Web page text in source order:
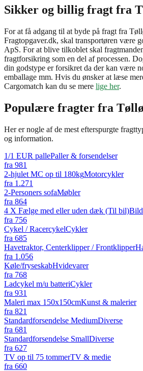
Sikker og billig fragt fra
For at få adgang til at byde på fragt fra
Fragtopgaver.dk, skal transportøren være
ApS. For at blive tilkoblet skal
fragtforsikring som en del af processen.
din godstype er forsikret da der kan være
emballage mm. Hvis du ønsker at læse
Cargomatch kan du se mere lige her.
Populære fragter fra
Her er nogle af de mest efterspurgte
og information.
1/1 EUR pallePaller & forsendelser
fra 981
2-hjulet MC op til 180kgMotorcykler
fra 1.271
2-Personers sofaMøbler
fra 864
4 X Fælge med eller uden dæk (Til bil)
fra 756
Cykel / RacercykelCykler
fra 685
Havetraktor, Centerklipper / Frontklipper
fra 1.056
Køle/fryseskabHvidevarer
fra 768
Ladcykel m/u batteriCykler
fra 931
Maleri max 150x150cmKunst & malerier
fra 821
Standardforsendelse MediumDiverse
fra 681
Standardforsendelse SmallDiverse
fra 627
TV op til 75 tommerTV & medie
fra 660